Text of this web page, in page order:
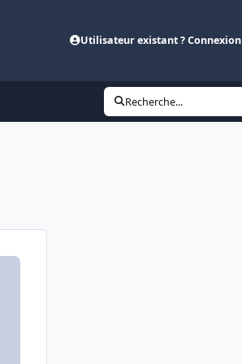
Utilisateur existant ? Connexion
Recherche...